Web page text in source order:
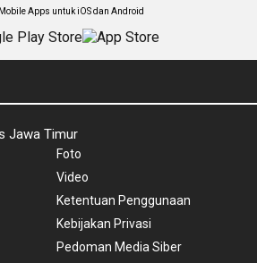
Apps untuk iOS dan Android
Jawa Timur
Foto
Video
Ketentuan Penggunaan
Kebijakan Privasi
Pedoman Media Siber